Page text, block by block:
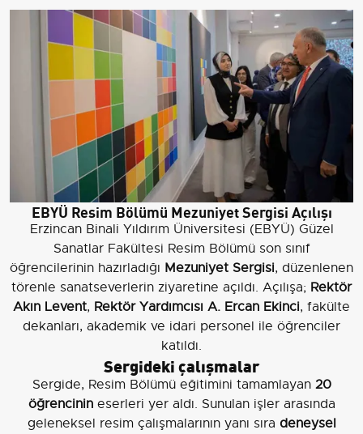
EBYÜ Resim Bölümü Mezuniyet Sergisi Açılışı
Erzincan Binali Yıldırım Üniversitesi (EBYÜ) Güzel
Sanatlar Fakültesi Resim Bölümü son sınıf
öğrencilerinin hazırladığı Mezuniyet Sergisi, düzenlenen
törenle sanatseverlerin ziyaretine açıldı. Açılışa; Rektör
Akın Levent, Rektör Yardımcısı A. Ercan Ekinci, fakülte
dekanları, akademik ve idari personel ile öğrenciler
katıldı.
Sergideki çalışmalar
Sergide, Resim Bölümü eğitimini tamamlayan 20
öğrencinineserleri yer aldı. Sunulan işler arasında
geleneksel resim çalışmalarının yanı sıra deneysel